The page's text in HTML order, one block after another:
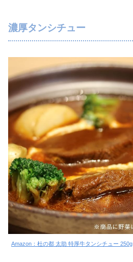
濃厚タンシチュー
Amazon：杜の都 太助 特厚牛タンシチュー 250g